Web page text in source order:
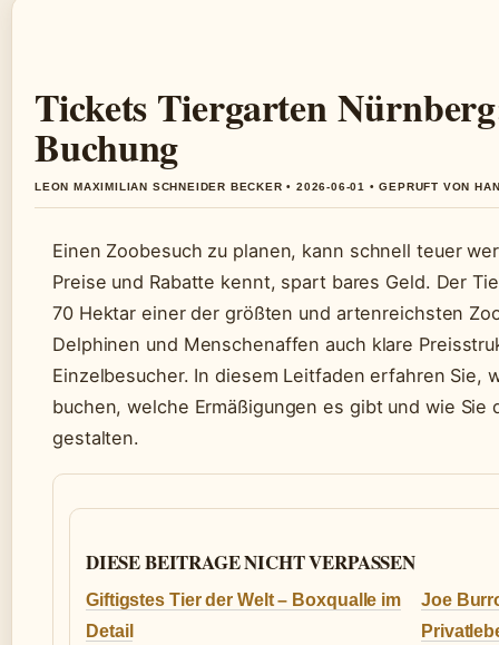
Tickets Tiergarten
Buchung
LEON MAXIMILIAN SCHNEIDER BECKER • 2026-06-01 • GEPRUFT VON
Einen Zoobesuch zu planen, kann schnell teuer
Preise und Rabatte kennt, spart bares Geld. Der
70 Hektar einer der größten und artenreichsten
Delphinen und Menschenaffen auch klare
Einzelbesucher. In diesem Leitfaden erfahren Sie,
buchen, welche Ermäßigungen es gibt und wie Sie
gestalten.
DIESE BEITRAGE NICHT VERPASSEN
Giftigstes Tier der Welt – Boxqualle im
Detail
Joe